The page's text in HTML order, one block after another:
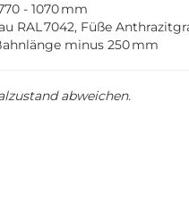
- 1070 mm
RAL 7042, Füße
minus 250 mm
abweichen.